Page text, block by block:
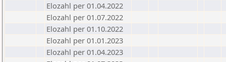
Elozahl per 01.04.2022
Elozahl per 01.07.2022
Elozahl per 01.10.2022
Elozahl per 01.01.2023
Elozahl per 01.04.2023